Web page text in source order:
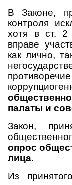
В Законе,
контроля
хотя в ст. 2
вправе
как лично,
палаты и
Закон,
опрос
лица.
Из